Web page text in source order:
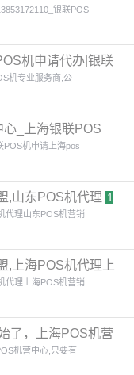
银联POS
机申请代办|银联
机专业服务商,公
_上海银联POS
POS机申请上海pos
,山东POS机代理 1
代理山东POS机营销
,上海POS机代理上
代理上海POS机营销
了，上海POS机营
机营中心,只要有